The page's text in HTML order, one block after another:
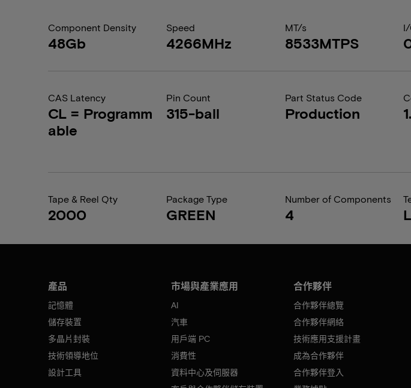
Component Density
48Gb
Speed
4266MHz
MT/s
8533MTPS
CAS Latency
CL = Programm
able
Pin Count
315-ball
Part Status Code
Production
Tape & Reel Qty
2000
Package Type
GREEN
Number of Components
4
產品
記憶體
儲存裝置
多晶片封裝
技術領導地位
設計工具
市場與產業應用
AI
汽車
用戶端 PC
消費性
資料中心及伺服器
合作夥伴
合作夥伴總覽
合作夥伴網絡
技術應用支援計畫
成為合作夥伴
合作夥伴登入